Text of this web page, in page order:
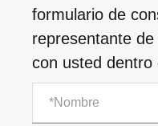
formulario de
representante
con usted dentro